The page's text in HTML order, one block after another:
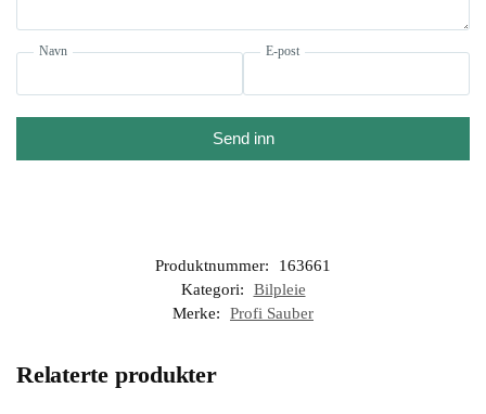
Navn E-post
Send inn
Produktnummer:
163661
Kategori:
Bilpleie
Merke:
Profi Sauber
Relaterte produkter